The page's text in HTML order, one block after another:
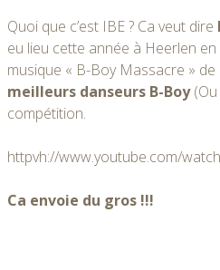
Quoi que c’est IBE ? Ca veut dire
eu lieu cette année à Heerlen
musique « B-Boy Massacre »
meilleurs danseurs B-Boy(Ou
compétition.
httpvh://www.youtube.com/
Ca envoie du gros !!!